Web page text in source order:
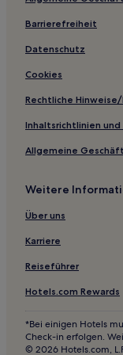
Familien in Grasse
Strand in Cannes
Lgbtqia-Freundliche
Hotels mit
Hotels mit Parkplatz
Hotels mit
Familien in Fayence
Haustierfreundliche
Haustierfreundliche
Hotels nahe
Hotels nahe Bahnhof
Hotels nahe Golf Old
Valescure: Hotels
Barrierefreiheit
Datenschutz
Cookies
Rechtliche
Inhaltsrichtlinien
Allgemeine
Weitere
Über uns
Karriere
Reiseführer
Hotels.com Rewards
*Bei einigen Hotels
Check-in erfolgen.
© 2026 Hotels.com,